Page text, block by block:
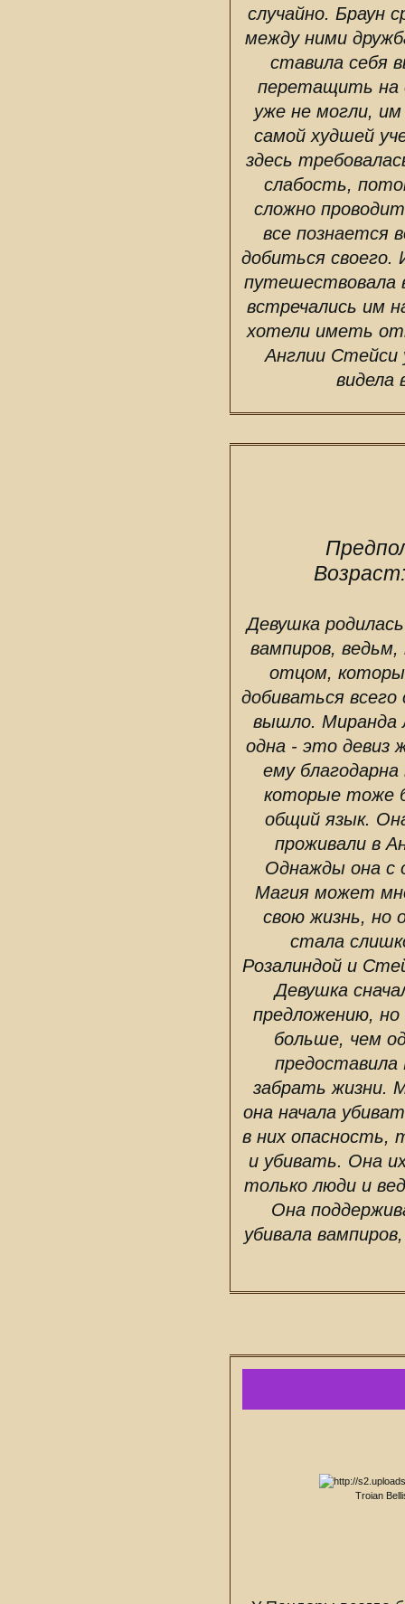
случайно. Браун
между ними
ставила себя
перетащить на
уже не могли,
самой худшей
здесь
слабость,
сложно
все познается
добиться
путешествовала
встречались им
хотели иметь
Англии Стейси
видела
Возраст:
Девушка
вампиров,
отцом,
добиваться всего
вышло. Миранда
одна - это девиз
ему благодарна
которые тоже
общий язык.
проживали в
Однажды она с
Магия может
свою жизнь, но
стала
Розалиндой и
Девушка
предложению,
больше, чем
забрать жизни.
она начала
в них опасность,
и убивать. Она
только люди и
Она
убивала
Troian